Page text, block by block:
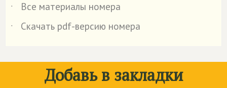
˙
Все материалы номера
˙
Скачать pdf-версию номера
Добавь в закладки